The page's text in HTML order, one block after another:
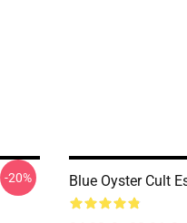
-20% Blue Oyster Cult